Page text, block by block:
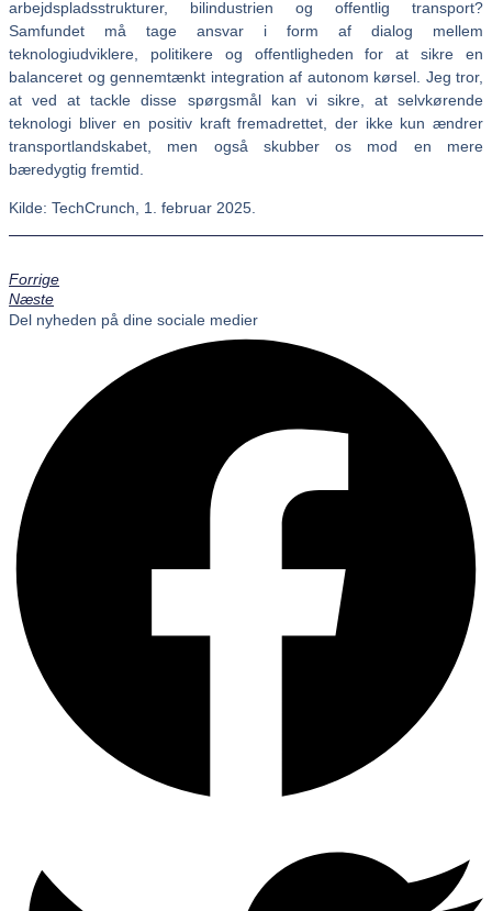
arbejdspladsstrukturer, bilindustrien og offentlig transport?
Samfundet må tage ansvar i form af dialog mellem
teknologiudviklere, politikere og offentligheden for at sikre en
balanceret og gennemtænkt integration af autonom kørsel. Jeg tror,
at ved at tackle disse spørgsmål kan vi sikre, at selvkørende
teknologi bliver en positiv kraft fremadrettet, der ikke kun ændrer
transportlandskabet, men også skubber os mod en mere
bæredygtig fremtid.
Kilde: TechCrunch, 1. februar 2025.
Forrige
Næste
Del nyheden på dine sociale medier